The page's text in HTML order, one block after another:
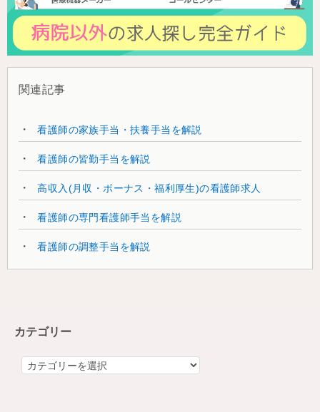
関連記事
看護師の家族手当・扶養手当を解説
看護師の皆勤手当を解説
高収入(月収・ボーナス・福利厚生)の看護師求人
看護師の専門看護師手当を解説
看護師の調整手当を解説
カテゴリー
カ